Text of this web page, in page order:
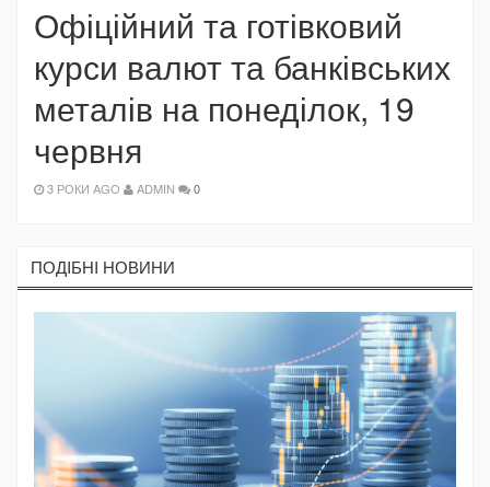
Офіційний та готівковий
курси валют та банківських
металів на понеділок, 19
червня
3 РОКИ AGO ADMIN 0
ПОДIБНI НОВИНИ